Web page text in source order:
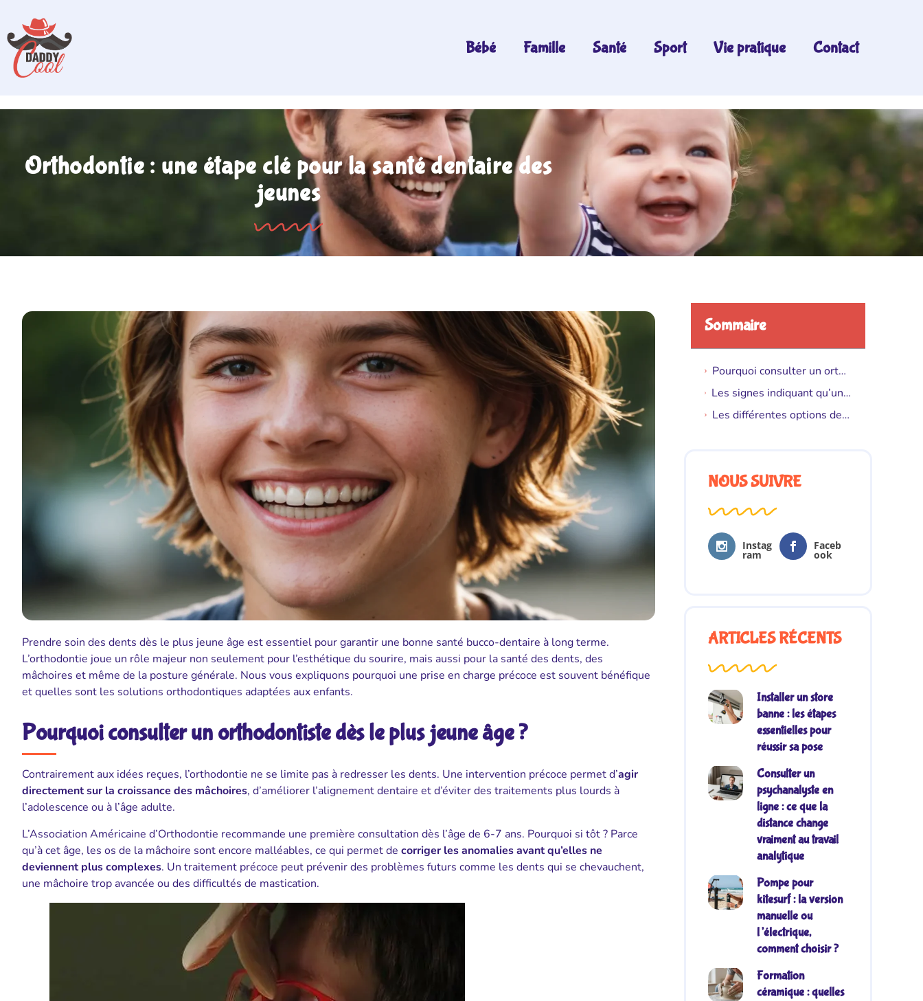
Bébé Famille Santé Sport Vie pratique Contact
Orthodontie : une étape clé pour la santé dentaire des
jeunes
Prendre soin des dents dès le plus jeune âge est essentiel pour garantir une bonne santé bucco-dentaire à long terme.
L’orthodontie joue un rôle majeur non seulement pour l’esthétique du sourire, mais aussi pour la santé des dents, des
mâchoires et même de la posture générale. Nous vous expliquons pourquoi une prise en charge précoce est souvent bénéfique
et quelles sont les solutions orthodontiques adaptées aux enfants.
Pourquoi consulter un orthodontiste dès le plus jeune âge ?
Contrairement aux idées reçues, l’orthodontie ne se limite pas à redresser les dents. Une intervention précoce permet d’agir
directement sur la croissance des mâchoires, d’améliorer l’alignement dentaire et d’éviter des traitements plus lourds à
l’adolescence ou à l’âge adulte.
L’Association Américaine d’Orthodontie recommande une première consultation dès l’âge de 6-7 ans. Pourquoi si tôt ? Parce
qu’à cet âge, les os de la mâchoire sont encore malléables, ce qui permet de corriger les anomalies avant qu’elles ne
deviennent plus complexes. Un traitement précoce peut prévenir des problèmes futurs comme les dents qui se chevauchent,
une mâchoire trop avancée ou des difficultés de mastication.
Sommaire
Pourquoi consulter un orthodontiste dès le plus jeune âge ?
Les signes indiquant qu’un enfant pourrait avoir besoin d’un traitement chez l’orthodontiste
Les différentes options de traitement orthodontique pour les enfants
NOUS SUIVRE
Instag
ram
Faceb
ook
ARTICLES RÉCENTS
Installer un store
banne : les étapes
essentielles pour
réussir sa pose
Consulter un
psychanalyste en
ligne : ce que la
distance change
vraiment au travail
analytique
Pompe pour
kitesurf : la version
manuelle ou
l’électrique,
comment choisir ?
Formation
céramique : quelles